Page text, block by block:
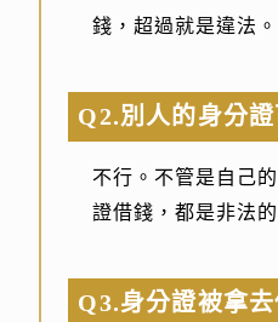
錢，超過就是違法。
Q2.別人的身分
不行。不管是自己
證借錢，都是非法的
Q3.身分證被拿